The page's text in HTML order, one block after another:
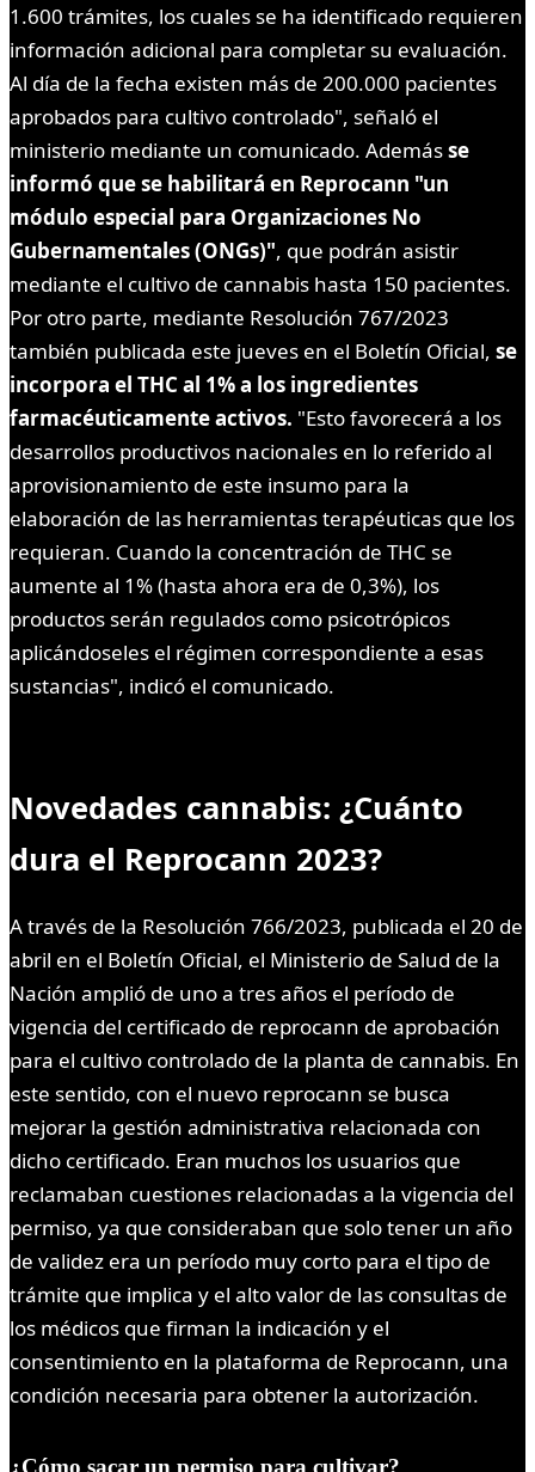
1.600 trámites, los cuales se ha identificado requieren
información adicional para completar su evaluación.
Al día de la fecha existen más de 200.000 pacientes
aprobados para cultivo controlado", señaló el
ministerio mediante un comunicado. Ademásse
informó que se habilitará en Reprocann "un
módulo especial para Organizaciones No
Gubernamentales (ONGs)", que podrán asistir
mediante el cultivo de cannabis hasta 150 pacientes.
Por otro parte, mediante Resolución 767/2023
también publicada este jueves en el Boletín Oficial, se
incorpora el THC al 1% a los ingredientes
farmacéuticamente activos. "Esto favorecerá a los
desarrollos productivos nacionales en lo referido al
aprovisionamiento de este insumo para la
elaboración de las herramientas terapéuticas que los
requieran. Cuando la concentración de THC se
aumente al 1% (hasta ahora era de 0,3%), los
productos serán regulados como psicotrópicos
aplicándoseles el régimen correspondiente a esas
sustancias", indicó el comunicado.
Novedades cannabis: ¿Cuánto
dura el Reprocann 2023?
A través de la Resolución 766/2023, publicada el 20 de
abril en el Boletín Oficial, el Ministerio de Salud de la
Nación amplió de uno a tres años el período de
vigencia del certificado de reprocann de aprobación
para el cultivo controlado de la planta de cannabis. En
este sentido, con el nuevo reprocann se busca
mejorar la gestión administrativa relacionada con
dicho certificado. Eran muchos los usuarios que
reclamaban cuestiones relacionadas a la vigencia del
permiso, ya que consideraban que solo tener un año
de validez era un período muy corto para el tipo de
trámite que implica y el alto valor de las consultas de
los médicos que firman la indicación y el
consentimiento en la plataforma de Reprocann, una
condición necesaria para obtener la autorización.
¿Cómo sacar un permiso para cultivar?